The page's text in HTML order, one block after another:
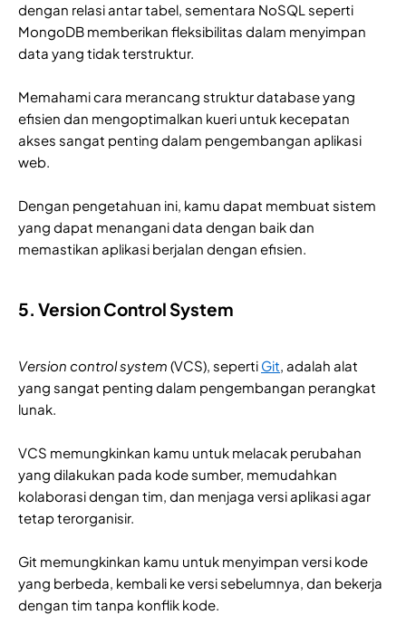
dengan relasi antar tabel, sementara NoSQL seperti
MongoDB memberikan fleksibilitas dalam menyimpan
data yang tidak terstruktur.
Memahami cara merancang struktur database yang
efisien dan mengoptimalkan kueri untuk kecepatan
akses sangat penting dalam pengembangan aplikasi
web.
Dengan pengetahuan ini, kamu dapat membuat sistem
yang dapat menangani data dengan baik dan
memastikan aplikasi berjalan dengan efisien.
5. Version Control System
Version control system (VCS), seperti Git, adalah alat
yang sangat penting dalam pengembangan perangkat
lunak.
VCS memungkinkan kamu untuk melacak perubahan
yang dilakukan pada kode sumber, memudahkan
kolaborasi dengan tim, dan menjaga versi aplikasi agar
tetap terorganisir.
Git memungkinkan kamu untuk menyimpan versi kode
yang berbeda, kembali ke versi sebelumnya, dan bekerja
dengan tim tanpa konflik kode.